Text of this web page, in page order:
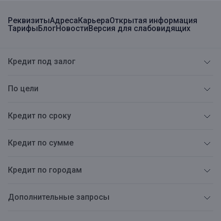
РеквизитыАдресаКарьераОткрытая информация
ТарифыБлогНовостиВерсия для слабовидящих
Кредит под залог
По цели
Кредит по сроку
Кредит по сумме
Кредит по городам
Дополнительные запросы